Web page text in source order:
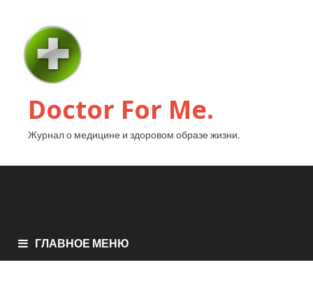
Doctor For Me.
Журнал о медицине и здоровом образе жизни.
ГЛАВНОЕ МЕНЮ